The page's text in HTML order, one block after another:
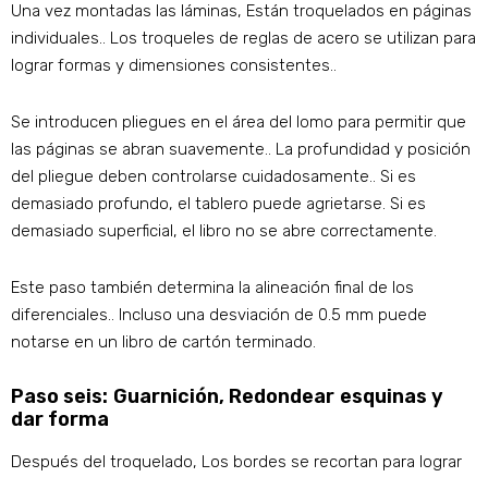
Una vez montadas las láminas, Están troquelados en páginas
individuales.. Los troqueles de reglas de acero se utilizan para
lograr formas y dimensiones consistentes..
Se introducen pliegues en el área del lomo para permitir que
las páginas se abran suavemente.. La profundidad y posición
del pliegue deben controlarse cuidadosamente.. Si es
demasiado profundo, el tablero puede agrietarse. Si es
demasiado superficial, el libro no se abre correctamente.
Este paso también determina la alineación final de los
diferenciales.. Incluso una desviación de 0.5 mm puede
notarse en un libro de cartón terminado.
Paso seis: Guarnición, Redondear esquinas y
dar forma
Después del troquelado, Los bordes se recortan para lograr